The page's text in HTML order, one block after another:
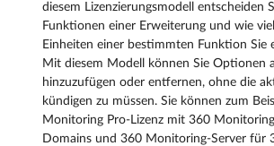
diesem Lizenzierungsmodell entscheiden
Funktionen einer Erweiterung und wie
Einheiten einer bestimmten Funktion Sie
Mit diesem Modell können Sie Optionen
hinzuzufügen oder entfernen, ohne die
kündigen zu müssen. Sie können zum
Monitoring Pro-Lizenz mit 360
Domains und 360 Monitoring-Server für